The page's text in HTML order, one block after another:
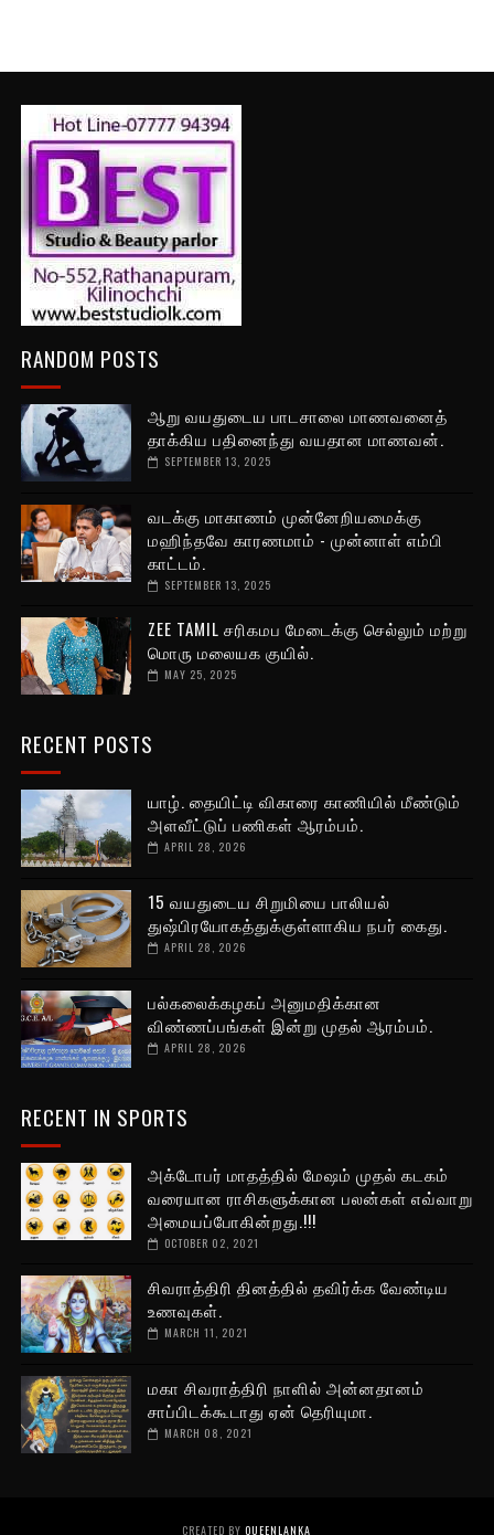
RANDOM POSTS
ஆறு வயதுடைய பாடசாலை மாணவனைத்
தாக்கிய பதினைந்து வயதான மாணவன்.
SEPTEMBER 13, 2025
வடக்கு மாகாணம் முன்னேறியமைக்கு
மஹிந்தவே காரணமாம் - முன்னாள் எம்பி
காட்டம்.
SEPTEMBER 13, 2025
ZEE TAMIL சரிகமப மேடைக்கு செல்லும் மற்று
மொரு மலையக குயில்.
MAY 25, 2025
RECENT POSTS
யாழ். தையிட்டி விகாரை காணியில் மீண்டும்
அளவீட்டுப் பணிகள் ஆரம்பம்.
APRIL 28, 2026
15 வயதுடைய சிறுமியை பாலியல்
துஷ்பிரயோகத்துக்குள்ளாகிய நபர் கைது.
APRIL 28, 2026
பல்கலைக்கழகப் அனுமதிக்கான
விண்ணப்பங்கள் இன்று முதல் ஆரம்பம்.
APRIL 28, 2026
RECENT IN SPORTS
அக்டோபர் மாதத்தில் மேஷம் முதல் கடகம்
வரையான ராசிகளுக்கான பலன்கள் எவ்வாறு
அமையப்போகின்றது.!!!
OCTOBER 02, 2021
சிவராத்திரி தினத்தில் தவிர்க்க வேண்டிய
உணவுகள்.
MARCH 11, 2021
மகா சிவராத்திரி நாளில் அன்னதானம்
சாப்பிடக்கூடாது ஏன் தெரியுமா.
MARCH 08, 2021
CREATED BYQUEENLANKA